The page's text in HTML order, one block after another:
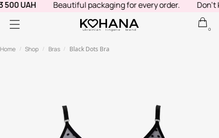
UAH Beautiful packaging for every order. Don't
ukrainian lingerie brand 0
Home / Shop / Bras / Black Dots Bra